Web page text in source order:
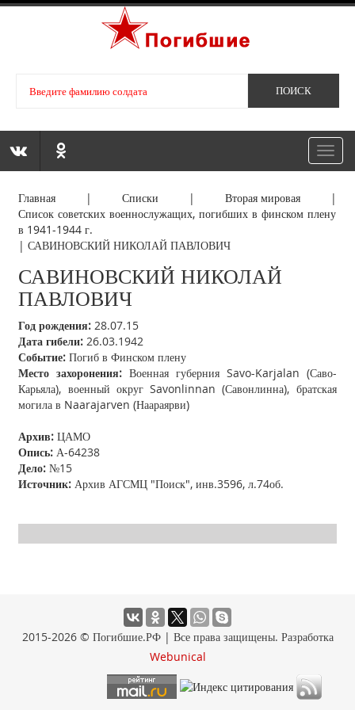
Главная |Списки | Вторая мировая|
Список советских военнослужащих, погибших в финском плену
в 1941-1944 г.
|САВИНОВСКИЙ НИКОЛАЙ ПАВЛОВИЧ
САВИНОВСКИЙ НИКОЛАЙ
ПАВЛОВИЧ
Год рождения: 28.07.15
Дата гибели: 26.03.1942
Событие: Погиб в Финском плену
Место захоронения: Военная губерния Savo-Karjalan (Саво-
Карьяла), военный округ Savonlinnan (Савонлинна), братская
могила в Naarajarven (Наараярви)
Архив: ЦАМО
Опись: А-64238
Дело: №15
Источник: Архив АГСМЦ "Поиск", инв.3596, л.74об.
2015-2026 © Погибшие.РФ | Все права защищены. Разработка
Webunical